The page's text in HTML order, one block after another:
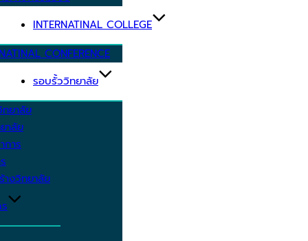
INTERNATINAL COLLEGE
CONFERENCE
รอบรั้ววิทยาลัย
ทยาลัย
าลัย
การ
างวิทยาลัย